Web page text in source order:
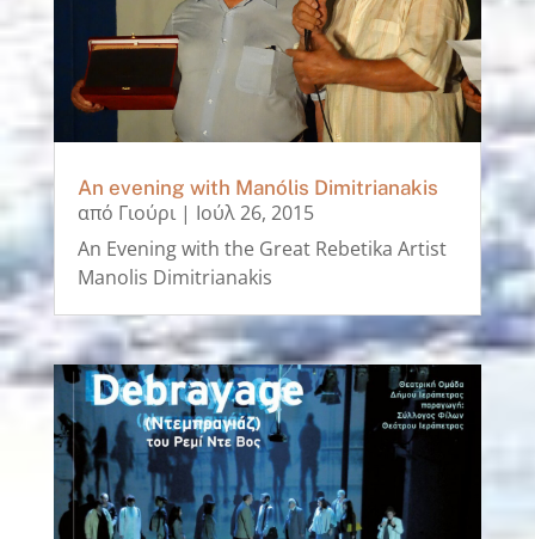
An evening with Manólis Dimitrianakis
από Γιούρι| Ιούλ 26, 2015
An Evening with the Great Rebetika Artist
Manolis Dimitrianakis